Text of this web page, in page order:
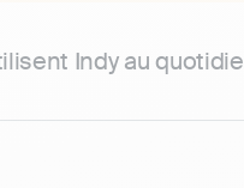
Indy au